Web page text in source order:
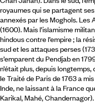
royaumes qui se partagent
annexés par les Moghols. Les
(1600). Mais l’islamisme
hindous contre l’empire ; la
sud et les attaques perses
s’emparent du Pendjab en
n’était plus, depuis longtemps,
le Traité de Paris de 1763 a
Inde, ne laissant à la France
Karikal, Mahé, Chandernagor).